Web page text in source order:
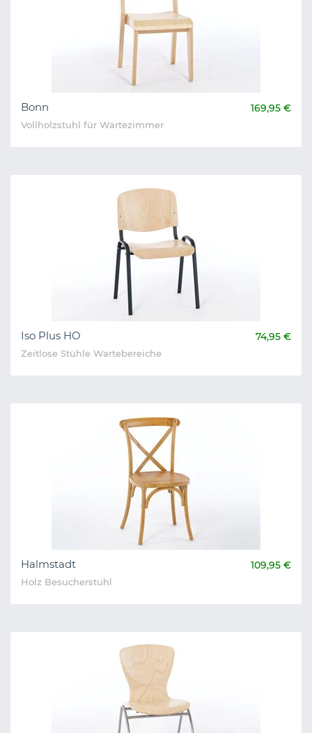
Bonn 169,95 €
Vollholzstuhl für Wartezimmer
Iso Plus HO 74,95 €
Zeitlose Stühle Wartebereiche
Halmstadt 109,95 €
Holz Besucherstuhl